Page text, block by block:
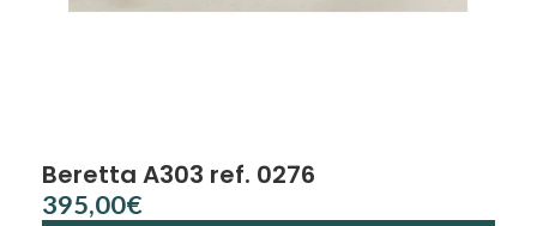
Beretta A303 ref. 0276
€